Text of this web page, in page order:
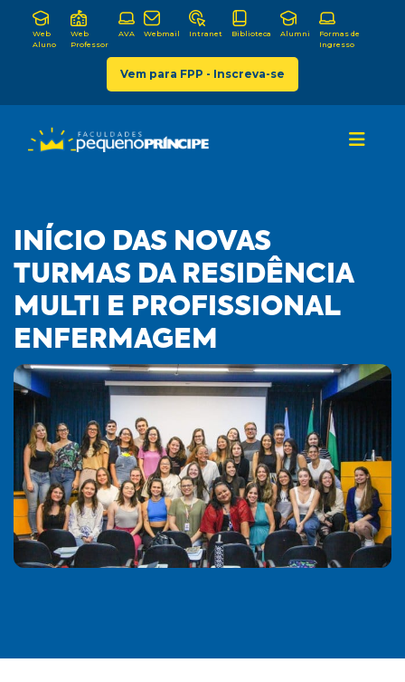
Web
Aluno
Web
Professor
AVA Webmail Intranet Biblioteca Alumni
Formas de
Ingresso
Vem para FPP - Inscreva-se
INÍCIO DAS NOVAS
TURMAS DA RESIDÊNCIA
MULTI E PROFISSIONAL
ENFERMAGEM